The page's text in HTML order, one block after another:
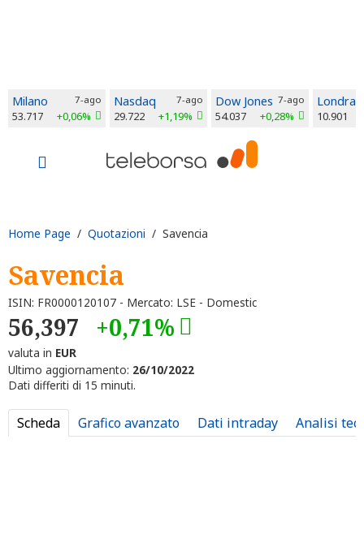
Milano 7-ago
53.717 +0,06%
Nasdaq 7-ago
29.722 +1,19%
Dow Jones 7-ago
54.037 +0,28%
Londra
10.901
Home Page / Quotazioni / Savencia
Savencia
ISIN: FR0000120107 - Mercato: LSE - Domestic
56,397 +0,71%
valuta in EUR
Ultimo aggiornamento: 26/10/2022
Dati differiti di 15 minuti.
Scheda Grafico avanzato Dati intraday Analisi